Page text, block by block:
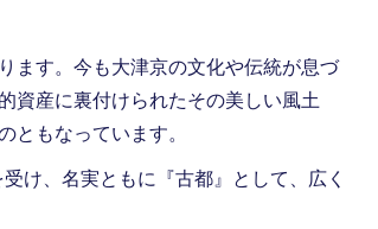
ます。今も大津京の文化や伝統が息づ
資産に裏付けられたその美しい風土
ともなっています。
け、名実ともに『古都』として、広く